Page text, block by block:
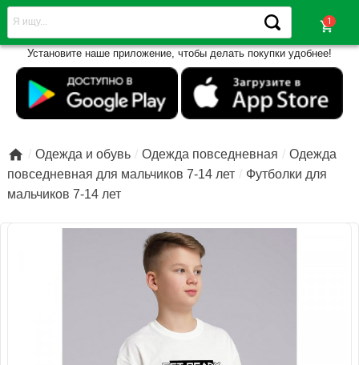
shopping_cart
Установите наше приложение, чтобы делать покупки удобнее!
 Одежда и обувь Одежда повседневная
Одежда
повседневная для мальчиков 7-14 лет
Футболки для
мальчиков 7-14 лет